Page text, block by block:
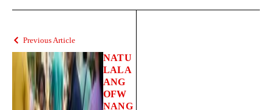
Previous Article
NATU
LALA
ANG
OFW
NANG